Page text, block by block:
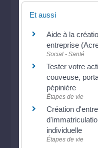
Et aussi
Aide à la
entreprise
Social - Santé
Tester votre
couveuse,
pépinière
Étapes de vie
Création
individuelle
Étapes de vie